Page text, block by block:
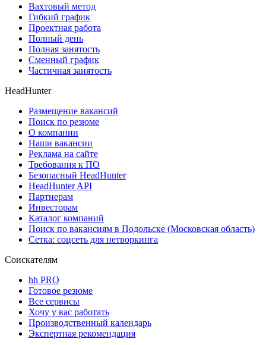
Вахтовый метод
Гибкий график
Проектная работа
Полный день
Полная занятость
Сменный график
Частичная занятость
HeadHunter
Размещение вакансий
Поиск по резюме
О компании
Наши вакансии
Реклама на сайте
Требования к ПО
Безопасный HeadHunter
HeadHunter API
Партнерам
Инвесторам
Каталог компаний
Поиск по вакансиям в Подольске (Московская область)
Сетка: соцсеть для нетворкинга
Соискателям
hh PRO
Готовое резюме
Все сервисы
Хочу у вас работать
Производственный календарь
Экспертная рекомендация